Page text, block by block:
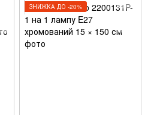
ЗНИЖКА ДО -20%